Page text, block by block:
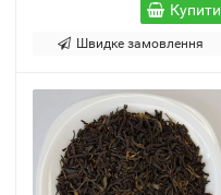
Купити
Швидке замовлення